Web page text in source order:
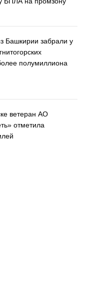
Башкирии забрали у
полумиллиона
ветеран АО
отметила